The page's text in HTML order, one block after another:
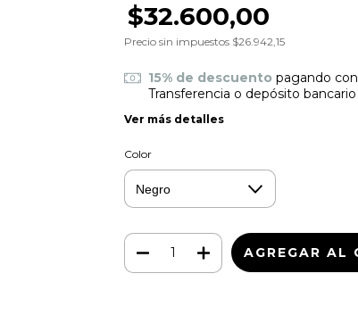
$32.600,00
Precio sin impuestos $26.942,15
15% de descuento pagando con
Transferencia o depósito bancario
Ver más detalles
Color